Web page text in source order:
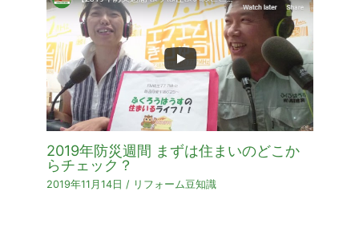
2019年防災週間 まずは住まいのどこか
らチェック？
2019年11月14日 / リフォーム豆知識